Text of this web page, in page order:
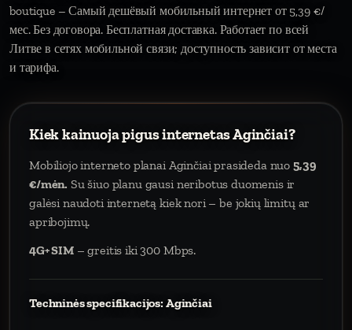
boutique – Самый дешёвый мобильный интернет от 5,39 €/
мес. Без договора. Бесплатная доставка. Работает по всей
Литве в сетях мобильной связи; доступность зависит от места
и тарифа.
Kiek kainuoja pigus internetas Aginčiai?
Mobiliojo interneto planai Aginčiai prasideda nuo 5,39
€/mėn. Su šiuo planu gausi neribotus duomenis ir
galėsi naudoti internetą kiek nori – be jokių limitų ar
apribojimų.
4G+ SIM– greitis iki 300 Mbps.
Techninės specifikacijos: Aginčiai